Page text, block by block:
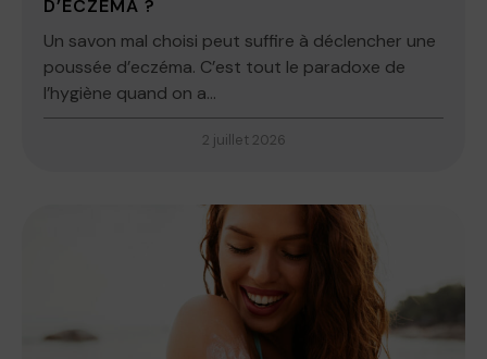
D’ECZÉMA ?
Un savon mal choisi peut suffire à déclencher une
poussée d’eczéma. C’est tout le paradoxe de
l’hygiène quand on a...
2 juillet 2026